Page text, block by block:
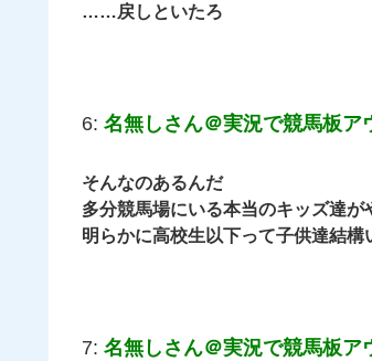
……戻しといたろ
6: 名無しさん＠実況で競馬板ア
そんなのあるんだ
多分競馬場にいる本当のキッズ達が
明らかに高校生以下って子供達結構
7: 名無しさん＠実況で競馬板ア